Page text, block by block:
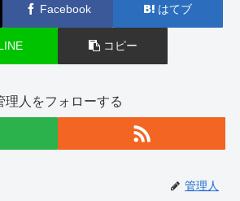
Facebook はてブ
コピー
理人をフォローする
管理人